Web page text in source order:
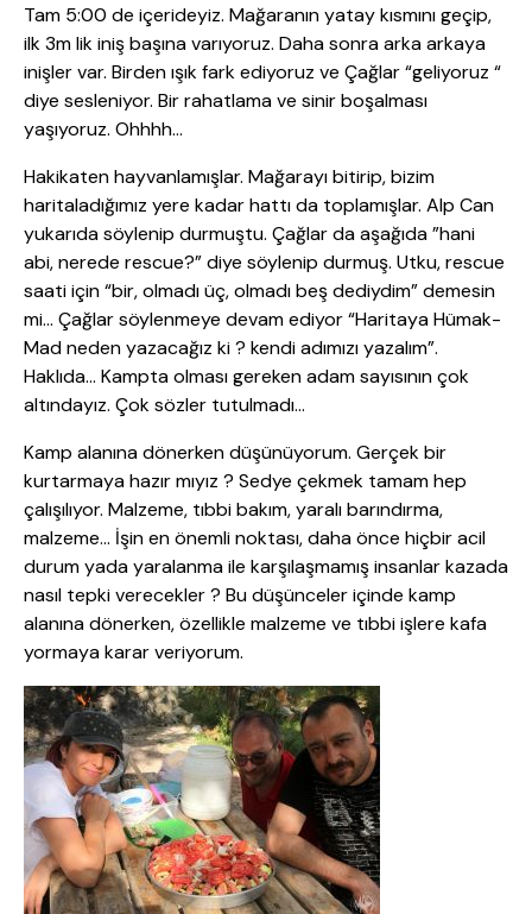
Tam 5:00 de içerideyiz. Mağaranın yatay kısmını geçip,
ilk 3m lik iniş başına varıyoruz. Daha sonra arka arkaya
inişler var. Birden ışık fark ediyoruz ve Çağlar “geliyoruz “
diye sesleniyor. Bir rahatlama ve sinir boşalması
yaşıyoruz. Ohhhh…
Hakikaten hayvanlamışlar. Mağarayı bitirip, bizim
haritaladığımız yere kadar hattı da toplamışlar. Alp Can
yukarıda söylenip durmuştu. Çağlar da aşağıda ”hani
abi, nerede rescue?” diye söylenip durmuş. Utku, rescue
saati için “bir, olmadı üç, olmadı beş dediydim” demesin
mi… Çağlar söylenmeye devam ediyor “Haritaya Hümak-
Mad neden yazacağız ki ? kendi adımızı yazalım”.
Haklıda… Kampta olması gereken adam sayısının çok
altındayız. Çok sözler tutulmadı…
Kamp alanına dönerken düşünüyorum. Gerçek bir
kurtarmaya hazır mıyız ? Sedye çekmek tamam hep
çalışılıyor. Malzeme, tıbbi bakım, yaralı barındırma,
malzeme… İşin en önemli noktası, daha önce hiçbir acil
durum yada yaralanma ile karşılaşmamış insanlar kazada
nasıl tepki verecekler ? Bu düşünceler içinde kamp
alanına dönerken, özellikle malzeme ve tıbbi işlere kafa
yormaya karar veriyorum.